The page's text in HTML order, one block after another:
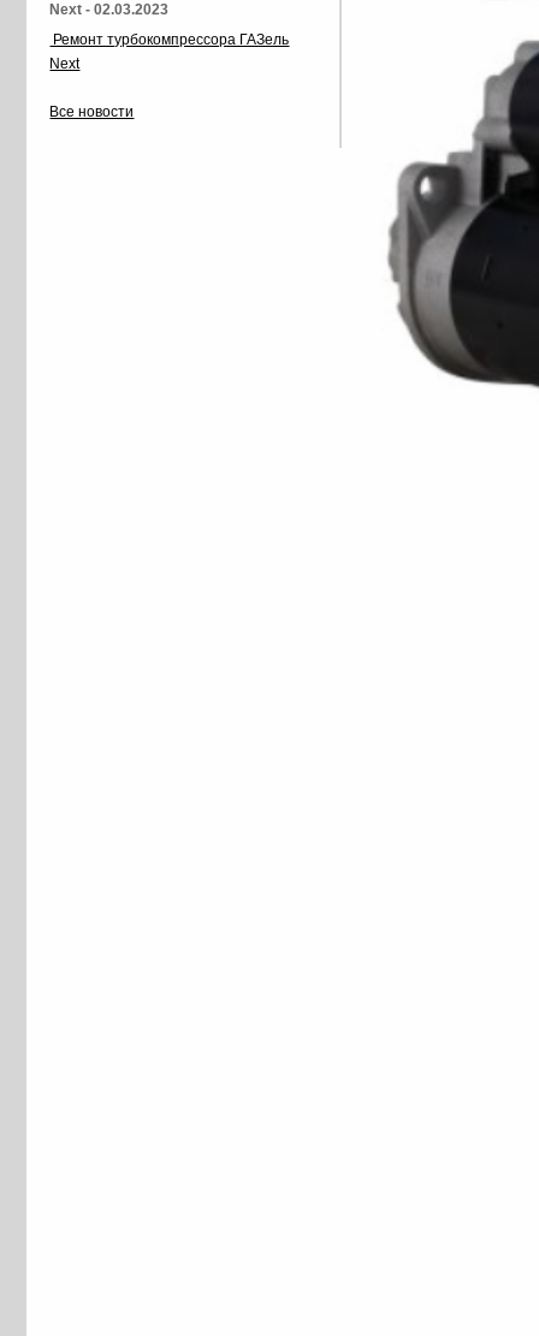
Next - 02.03.2023
Ремонт турбокомпрессора ГАЗель
Next
Все новости